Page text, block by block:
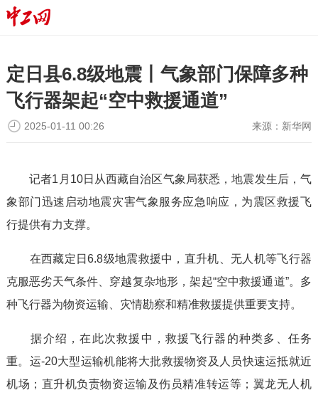
定日县6.8级地震丨气象部门保障多种
飞行器架起“空中救援通道”
来源： 新华网
2025-01-11 00:26
记者1月10日从西藏自治区气象局获悉，地震发生后，气
象部门迅速启动地震灾害气象服务应急响应，为震区救援飞
行提供有力支撑。
在西藏定日6.8级地震救援中，直升机、无人机等飞行器
克服恶劣天气条件、穿越复杂地形，架起“空中救援通道”。多
种飞行器为物资运输、灾情勘察和精准救援提供重要支持。
据介绍，在此次救援中，救援飞行器的种类多、任务
重。运-20大型运输机能将大批救援物资及人员快速运抵就近
机场；直升机负责物资运输及伤员精准转运等；翼龙无人机